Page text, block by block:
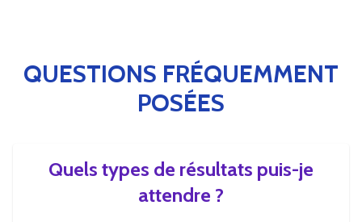
QUESTIONS FRÉQUEMMENT
POSÉES
Quels types de résultats puis-je
attendre ?